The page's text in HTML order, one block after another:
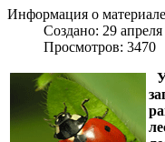
Информация о материале
Создано: 29
Просмотров: 3470